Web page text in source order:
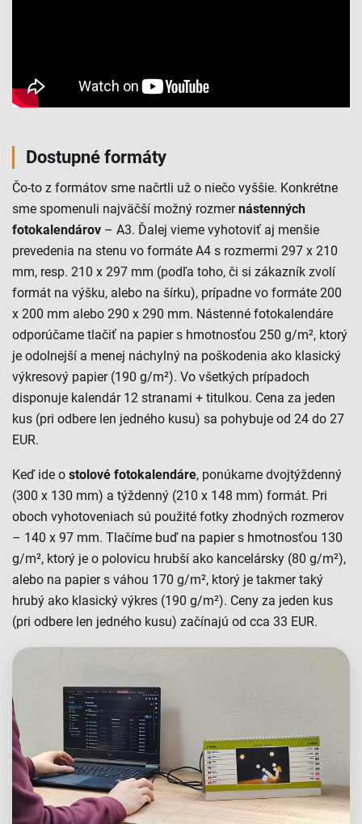
Dostupné formáty
Čo-to z formátov sme načrtli už o niečo vyššie. Konkrétne
sme spomenuli najväčší možný rozmernástenných
fotokalendárov – A3. Ďalej vieme vyhotoviť aj menšie
prevedenia na stenu vo formáte A4 s rozmermi 297 x 210
mm, resp. 210 x 297 mm (podľa toho, či si zákazník zvolí
formát na výšku, alebo na šírku), prípadne vo formáte 200
x 200 mm alebo 290 x 290 mm. Nástenné fotokalendáre
odporúčame tlačiť na papier s hmotnosťou 250 g/m², ktorý
je odolnejší a menej náchylný na poškodenia ako klasický
výkresový papier (190 g/m²). Vo všetkých prípadoch
disponuje kalendár 12 stranami + titulkou. Cena za jeden
kus (pri odbere len jedného kusu) sa pohybuje od 24 do 27
EUR.
Keď ide o stolové fotokalendáre, ponúkame dvojtýždenný
(300 x 130 mm) a týždenný (210 x 148 mm) formát. Pri
oboch vyhotoveniach sú použité fotky zhodných rozmerov
– 140 x 97 mm. Tlačíme buď na papier s hmotnosťou 130
g/m², ktorý je o polovicu hrubší ako kancelársky (80 g/m²),
alebo na papier s váhou 170 g/m², ktorý je takmer taký
hrubý ako klasický výkres (190 g/m²). Ceny za jeden kus
(pri odbere len jedného kusu) začínajú od cca 33 EUR.